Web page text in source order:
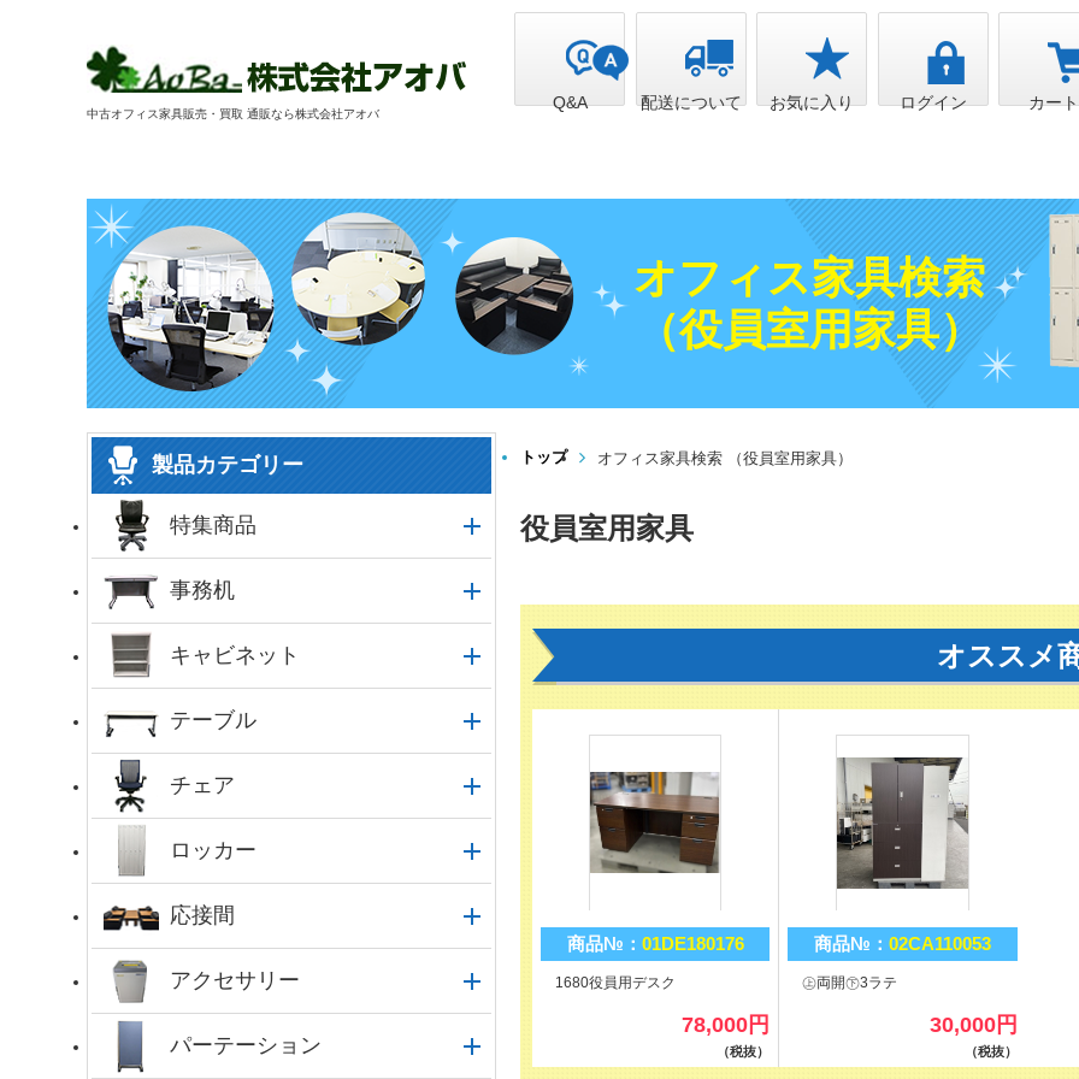
中古オフィス家具販売・買取 通販なら株式会社アオバ
Q&A 配送について お気に入り ログイン カート
オフィス家具検索
（役員室用家具）
製品カテゴリー
特集商品
事務机
キャビネット
テーブル
チェア
ロッカー
応接間
アクセサリー
パーテーション
トップ オフィス家具検索 （役員室用家具）
役員室用家具
オススメ
商品№： 01DE180176
1680役員用デスク
78,000 円
（税抜）
商品№： 02CA110053
㊤両開㊦3ラテ
30,000 円
（税抜）